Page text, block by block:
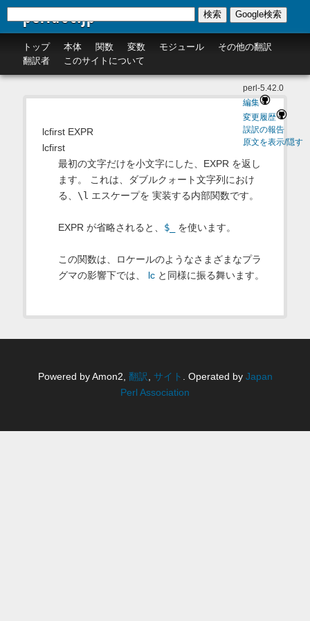
perldoc.jp
トップ 本体 関数 変数 モジュール
その他の翻訳
翻訳者
このサイトについて
検索 Google検索
perl-5.42.0
編集
変更履歴
誤訳の報告
原文を表示/隠す
lcfirst EXPR
lcfirst
最初の文字だけを小文字にした、EXPR を返し
ます。 これは、ダブルクォート文字列におけ
る、 \l エスケープを 実装する内部関数です。
EXPR が省略されると、 $_ を使います。
この関数は、ロケールのようなさまざまなプラ
グマの影響下では、 lcと同様に振る舞います。
Powered by Amon2, 翻訳, サイト . Operated by Japan
Perl Association